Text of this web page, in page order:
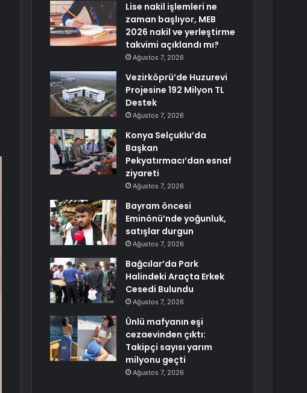
Lise nakil işlemleri ne
zaman başlıyor, MEB
2026 nakil ve yerleştirme
takvimi açıklandı mı?
Ağustos 7, 2026
Vezirköprü’de Huzurevi
Projesine 192 Milyon TL
Destek
Ağustos 7, 2026
Konya Selçuklu’da
Başkan
Pekyatırmacı’dan esnaf
ziyareti
Ağustos 7, 2026
Bayram öncesi
Eminönü’nde yoğunluk,
satışlar durgun
Ağustos 7, 2026
Bağcılar’da Park
Halindeki Araçta Erkek
Cesedi Bulundu
Ağustos 7, 2026
Ünlü mafyanın eşi
cezaevinden çıktı:
Takipçi sayısı yarım
milyonu geçti
Ağustos 7, 2026